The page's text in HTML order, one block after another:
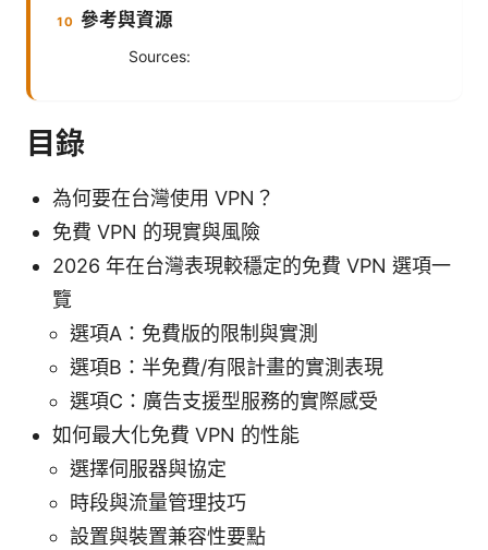
參考與資源
Sources:
目錄
為何要在台灣使用 VPN？
免費 VPN 的現實與風險
2026 年在台灣表現較穩定的免費 VPN 選項一
覽
選項A：免費版的限制與實測
選項B：半免費/有限計畫的實測表現
選項C：廣告支援型服務的實際感受
如何最大化免費 VPN 的性能
選擇伺服器與協定
時段與流量管理技巧
設置與裝置兼容性要點